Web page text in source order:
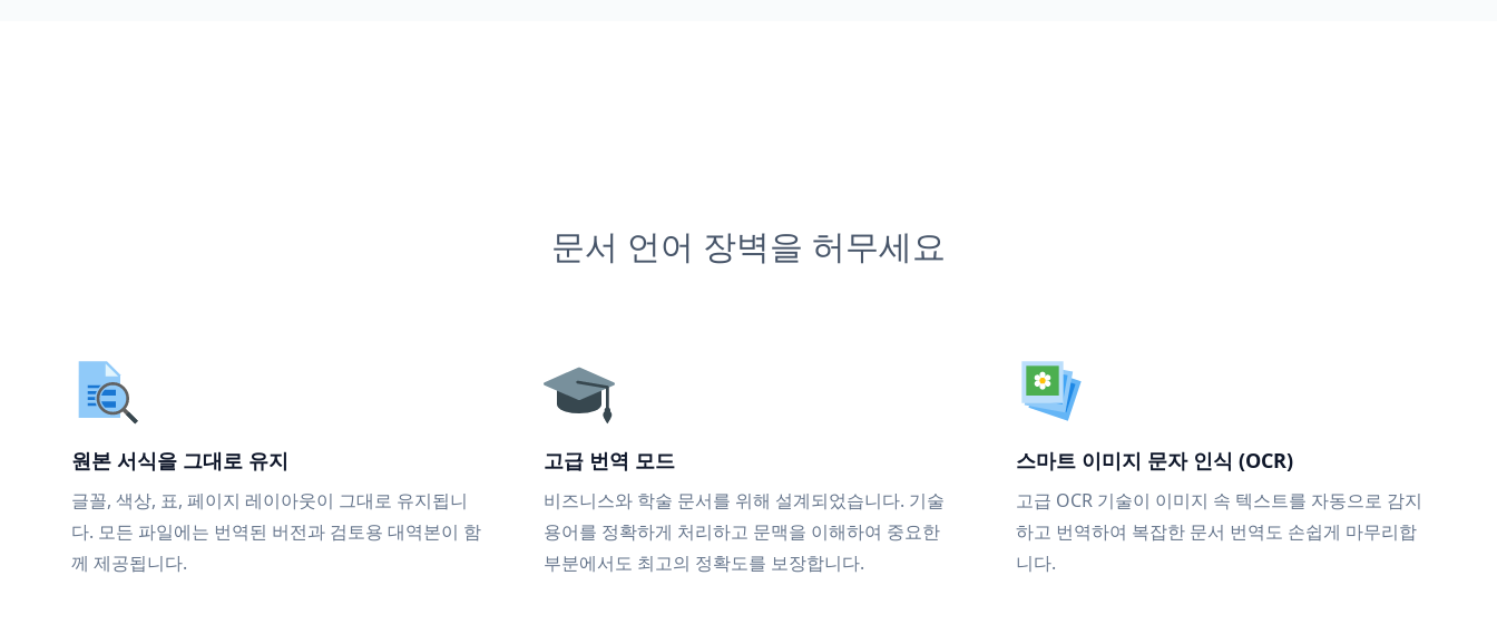
문서 언어 장벽을 허무세요
원본 서식을 그대로 유지
글꼴, 색상, 표, 페이지 레이아웃이 그대로 유지됩니
다. 모든 파일에는 번역된 버전과 검토용 대역본이 함
께 제공됩니다.
고급 번역 모드
비즈니스와 학술 문서를 위해 설계되었습니다. 기술
용어를 정확하게 처리하고 문맥을 이해하여 중요한
부분에서도 최고의 정확도를 보장합니다.
스마트 이미지 문자 인식 (OCR)
고급 OCR 기술이 이미지 속 텍스트를 자동으로 감지
하고 번역하여 복잡한 문서 번역도 손쉽게 마무리합
니다.